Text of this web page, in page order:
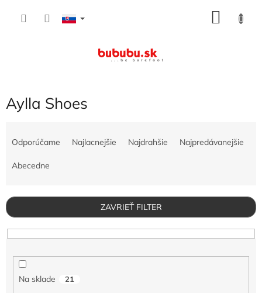
Aylla Shoes
e
p
r
o
Odporúčame Najlacnejšie Najdrahšie Najpredávanejšie
Abecedne
ZAVRIEŤ FILTER
Na sklade 21